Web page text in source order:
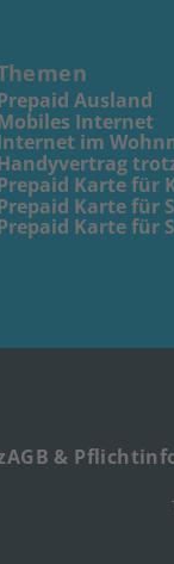
Ausland
Internet
im
Karte für
Karte für
Karte für
AGB &